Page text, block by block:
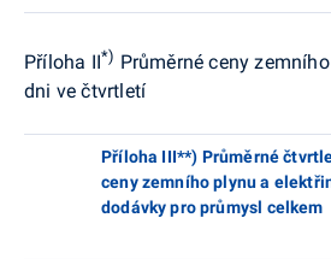
Příloha II*) Průměrné ceny
dni ve čtvrtletí
Příloha III**) Průměrné
ceny zemního plynu a
dodávky pro průmysl celkem